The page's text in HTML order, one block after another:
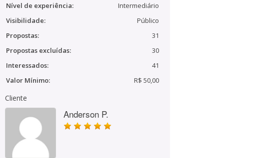
Nível de experiência:
Intermediário
Visibilidade:
Público
Propostas:
31
Propostas excluídas:
30
Interessados:
41
Valor Mínimo:
R$ 50,00
Cliente
Anderson P.